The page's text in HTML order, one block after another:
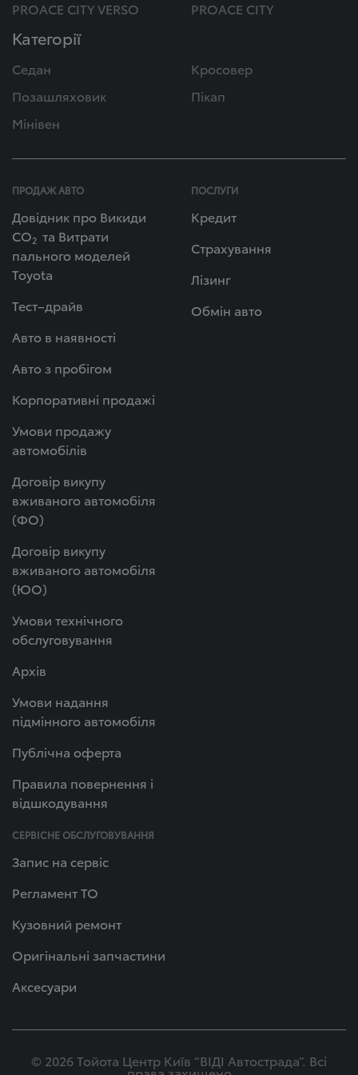
PROACE CITY VERSO
PROACE CITY
Категорії
Седан
Кросовер
Позашляховик
Пікап
Мінівен
ПРОДАЖ АВТО
Довідник про Викиди
СО2 та Витрати
пального моделей
Toyota
Тест–драйв
Авто в наявності
Авто з пробігом
Корпоративні продажі
Умови продажу
автомобілів
Договір викупу
вживаного автомобіля
(ФО)
Договір викупу
вживаного автомобіля
(ЮО)
Умови технічного
обслуговування
Архів
Умови надання
підмінного автомобіля
Публічна оферта
Правила повернення і
відшкодування
ПОСЛУГИ
Кредит
Страхування
Лізинг
Обмін авто
СЕРВІСНЕ ОБСЛУГОВУВАННЯ
Запис на сервіс
Регламент ТО
Кузовний ремонт
Оригінальні запчастини
Аксесуари
© 2026 Тойота Центр Київ “ВІДІ Автострада”. Всі